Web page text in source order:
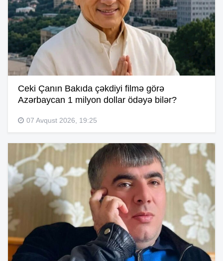
Ceki Çanın Bakıda çəkdiyi filmə görə
Azərbaycan 1 milyon dollar ödəyə bilər?
07 Avqust 2026, 19:25